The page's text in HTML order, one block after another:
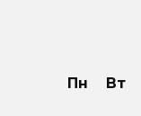
Пн Вт